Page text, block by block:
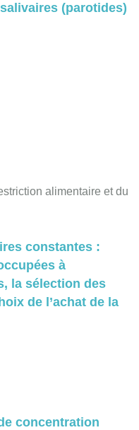
(parotides)
alimentaire et du
constantes :
à
la sélection des
de l’achat de la
concentration